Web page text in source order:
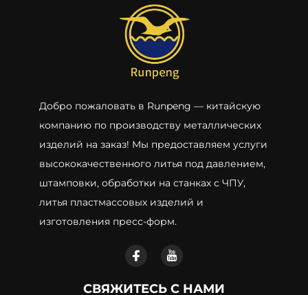
Добро пожаловать в Runpeng — китайскую
компанию по производству металлических
изделий на заказ! Мы предоставляем услуги
высококачественного литья под давлением,
штамповки, обработки на станках с ЧПУ,
литья пластмассовых изделий и
изготовления пресс-форм.
СВЯЖИТЕСЬ С НАМИ